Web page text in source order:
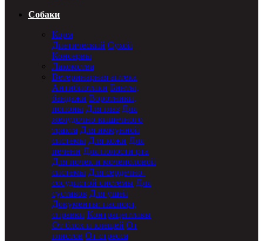
Собаки
Корм
Диетический Сухой
Консервы
Лакомства
Ветеринарная аптека
Антибиотики Бинты,
бандажи Воротники,
попоны Для глаз Для
желудочно-кишечного
тракта Для иммунной
системы Для кожи Для
печени Для полости рта
Для почек и мочеполовой
системы Для сердечно-
сосудистой системы Для
суставов Для ушей
Документы: паспорт,
справки Контрацептивы
От блох и клещей От
глистов От стресса